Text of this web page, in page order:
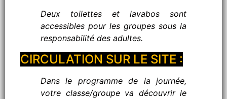
Deux toilettes et lavabos sont
accessibles pour les groupes sous la
responsabilité des adultes.
CIRCULATION SUR LE SITE :
Dans le programme de la journée,
votre classe/groupe va découvrir le